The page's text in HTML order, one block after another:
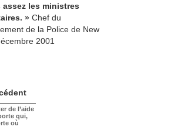
assez les ministres
» Chef du
de la Police de New
2001
de l’aide
qui,
où